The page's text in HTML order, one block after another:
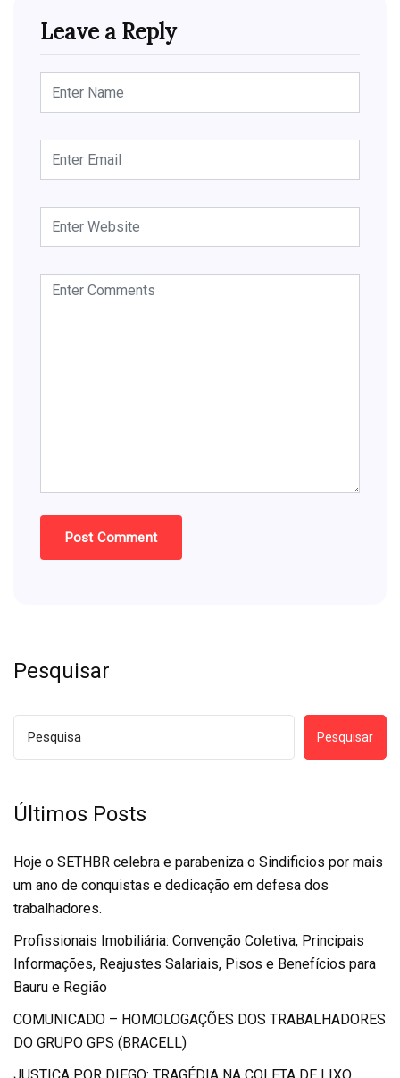
Leave a Reply
Pesquisar
Pesquisar
Últimos Posts
Hoje o SETHBR celebra e parabeniza o Sindificios por mais
um ano de conquistas e dedicação em defesa dos
trabalhadores.
Profissionais Imobiliária: Convenção Coletiva, Principais
Informações, Reajustes Salariais, Pisos e Benefícios para
Bauru e Região
COMUNICADO – HOMOLOGAÇÕES DOS TRABALHADORES
DO GRUPO GPS (BRACELL)